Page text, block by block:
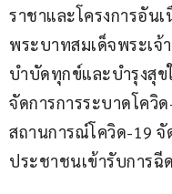
ราชาและโครงการอัน
พระบาทสมเด็จพระเจ้
บำบัดทุกข์และบำรุงสุ
จัดการการระบาดโควิ
สถานการณ์โควิด-19
ประชาชนเข้ารับการฉี